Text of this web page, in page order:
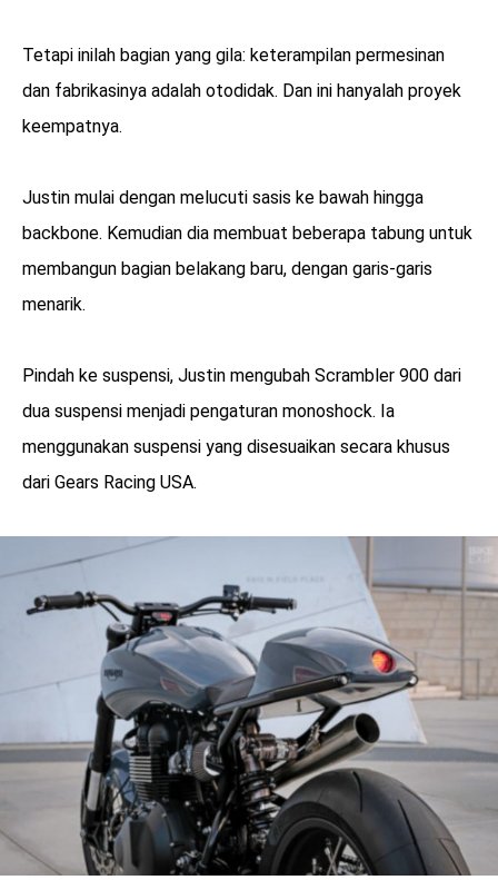
Tetapi inilah bagian yang gila: keterampilan permesinan
dan fabrikasinya adalah otodidak. Dan ini hanyalah proyek
keempatnya.
Justin mulai dengan melucuti sasis ke bawah hingga
backbone. Kemudian dia membuat beberapa tabung untuk
membangun bagian belakang baru, dengan garis-garis
menarik.
Pindah ke suspensi, Justin mengubah Scrambler 900 dari
dua suspensi menjadi pengaturan monoshock. Ia
menggunakan suspensi yang disesuaikan secara khusus
dari Gears Racing USA.